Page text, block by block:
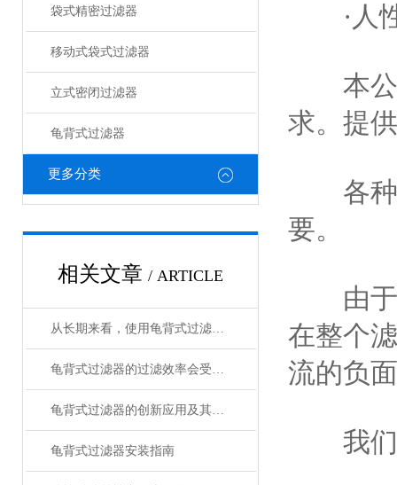
袋式精密过滤器
移动式袋式过滤器
立式密闭过滤器
龟背式过滤器
更多分类
相关文章 / ARTICLE
从长期来看，使用龟背式过滤器能够带来哪些效益？
龟背式过滤器的过滤效率会受到哪些因素的影响？
龟背式过滤器的创新应用及其未来发展
龟背式过滤器安装指南
·人性
本公
求。提
各种
要。
由于
在整个
流的负
我们